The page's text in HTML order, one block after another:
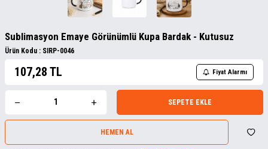
Sublimasyon Emaye Görünümlü Kupa Bardak - Kutusuz
Ürün Kodu : SIRP-0046
107,28 TL Fiyat Alarmı
SEPETE EKLE
HEMEN AL